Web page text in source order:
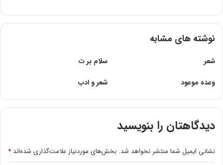
نوشته های مشابه
شعر
سلام بر ت
وعده موعود
شعر و ادب
دیدگاهتان را بنویسید
نشانی ایمیل شما منتشر نخواهد شد. بخش‌های موردنیاز علامت‌گذاری شده‌اند *